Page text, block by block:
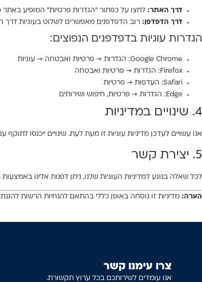
דרך האתר: לחצו על כפתור "הגדרות פרטיות" המופיע
דרך הדפדפן: רוב הדפדפנים מאפשרים לשלוט בעוגיות דרך
הגדרות עוגיות בדפדפנים הנפוצים:
Google Chrome: הגדרות → פרטיות ואבטחה → עוגיות
Firefox: הגדרות → פרטיות ואבטחה
Safari: העדפות → פרטיות
Edge: הגדרות → פרטיות, חיפוש ושירותים
4. שינויים במדיניות
אנו עשויים לעדכן מדיניות עוגיות זו מעת לעת. שינויים ייכנסו
5. יצירת קשר
לכל שאלה בנוגע למדיניות העוגיות שלנו, ניתן לפנות אלינו באמצעות urishahaff@gmail.com.
הערה: מדיניות זו נוסחה באופן כללי בהתאם להנחיות הרשות
צרו עימנו קשר
אנו עומדים לשירותכם בכל ערוץ תקשורת.